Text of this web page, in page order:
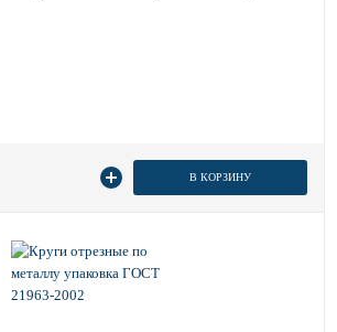
В КОРЗИНУ